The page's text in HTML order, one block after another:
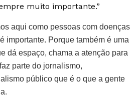
muito importante.”
aqui como pessoas com doenças
importante. Porque também é uma
dá espaço, chama a atenção para
parte do jornalismo,
público que é o que a gente